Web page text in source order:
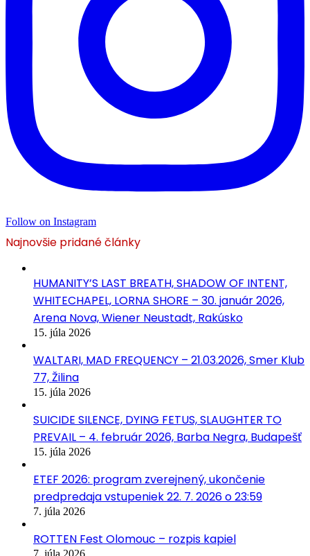
Follow on Instagram
Najnovšie pridané články
HUMANITY’S LAST BREATH, SHADOW OF INTENT,
WHITECHAPEL, LORNA SHORE – 30. január 2026,
Arena Nova, Wiener Neustadt, Rakúsko
15. júla 2026
WALTARI, MAD FREQUENCY – 21.03.2026, Smer Klub
77, Žilina
15. júla 2026
SUICIDE SILENCE, DYING FETUS, SLAUGHTER TO
PREVAIL – 4. február 2026, Barba Negra, Budapešť
15. júla 2026
ETEF 2026: program zverejnený, ukončenie
predpredaja vstupeniek 22. 7. 2026 o 23:59
7. júla 2026
ROTTEN Fest Olomouc – rozpis kapiel